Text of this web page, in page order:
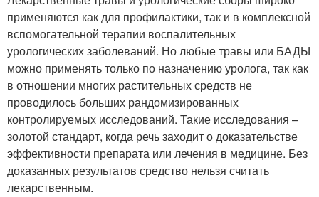
применяются как для профилактики, так и в комплексной
вспомогательной терапии воспалительных
урологических заболеваний. Но любые травы или БАДЫ
можно применять только по назначению уролога, так как
в отношении многих растительных средств не
проводилось больших рандомизированных
контролируемых исследований. Такие исследования –
золотой стандарт, когда речь заходит о доказательстве
эффективности препарата или лечения в медицине. Без
доказанных результатов средство нельзя считать
лекарственным.